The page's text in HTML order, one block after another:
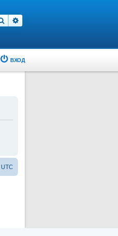
Поиск
ВХОД
UTC